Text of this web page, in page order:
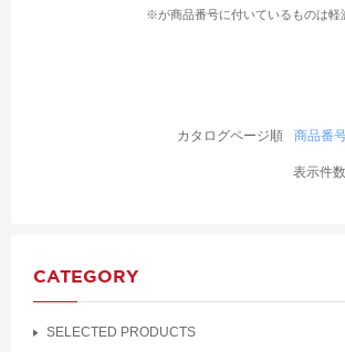
※が商品番号に付いているものは軽
カタログページ順 商品番
表示件数
CATEGORY
SELECTED PRODUCTS